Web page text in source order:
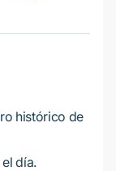
histórico de
día.